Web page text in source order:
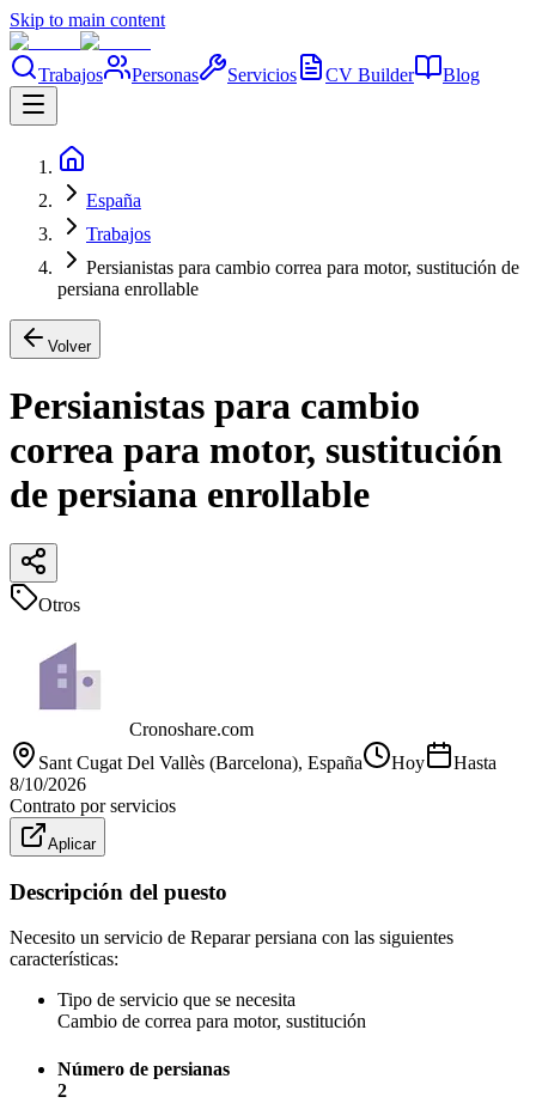
Skip to main content
Trabajos Personas Servicios CV Builder Blog
España
Trabajos
Persianistas para cambio correa para motor, sustitución de
persiana enrollable
Volver
Persianistas para cambio
correa para motor, sustitución
de persiana enrollable
Otros
Cronoshare.com
Sant Cugat Del Vallès (Barcelona), España Hoy
Hasta
8/10/2026
Contrato por servicios
Aplicar
Descripción del puesto
Necesito un servicio de Reparar persiana con las siguientes
características:
Tipo de servicio que se necesita
Cambio de correa para motor, sustitución
Número de persianas
2